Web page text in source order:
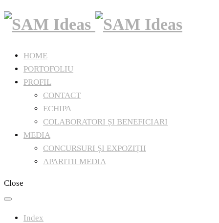
HOME
PORTOFOLIU
PROFIL
CONTACT
ECHIPA
COLABORATORI ȘI BENEFICIARI
MEDIA
CONCURSURI ȘI EXPOZIȚII
APARITII MEDIA
Close
Index